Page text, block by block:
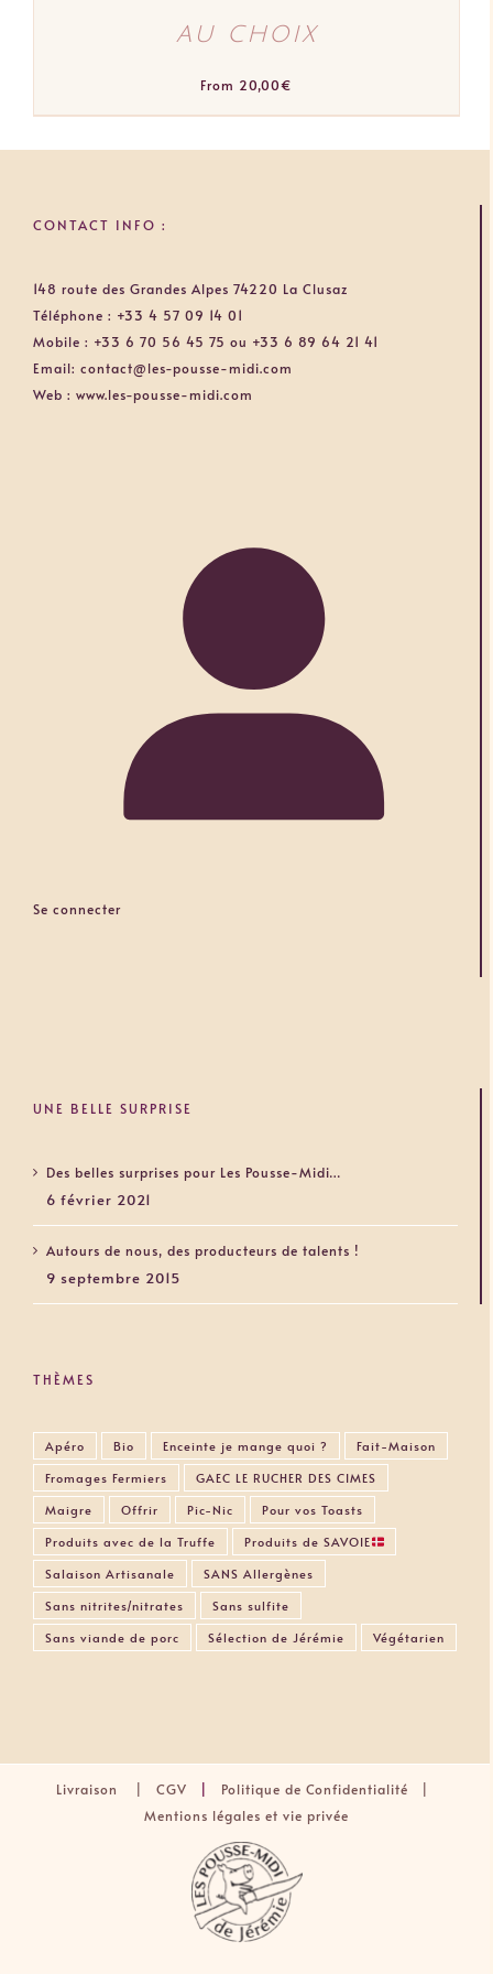
au choix
From 20,00€
CONTACT INFO :
148 route des Grandes Alpes 74220 La Clusaz
Téléphone : +33 4 57 09 14 01
Mobile : +33 6 70 56 45 75 ou +33 6 89 64 21 41
Email: contact@les-pousse-midi.com
Web : www.les-pousse-midi.com
Se connecter
UNE BELLE SURPRISE
Des belles surprises pour Les Pousse-Midi…
6 février 2021
Autours de nous, des producteurs de talents !
9 septembre 2015
THÈMES
Apéro Bio Enceinte je mange quoi ?
Fait-Maison
Fromages Fermiers
GAEC LE RUCHER DES CIMES
Maigre
Offrir Pic-Nic
Pour vos Toasts
Produits avec de la Truffe
Produits de SAVOIE
Salaison Artisanale
SANS Allergènes
Sans nitrites/nitrates
Sans sulfite
Sans viande de porc
Sélection de Jérémie Végétarien
Livraison CGV
Politique de Confidentialité |
Mentions légales et vie privée